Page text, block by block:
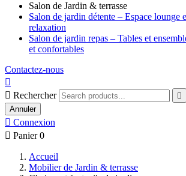
Salon de Jardin & terrasse
Salon de jardin détente – Espace lounge
relaxation
Salon de jardin repas – Tables et
et confortables
Contactez-nous

 Rechercher

Annuler
 Connexion
 Panier 0
Accueil
Mobilier de Jardin & terrasse